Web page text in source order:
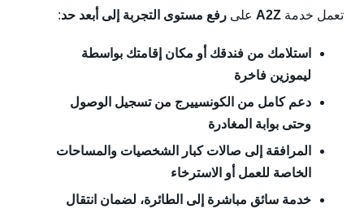
تعمل خدمة A2Z على رفع مستوى التجربة إلى أبعد حد:
استلامك من فندقك أو مكان إقامتك بواسطة
ليموزين فاخرة
دعم كامل من الكونسييرج من تسجيل الوصول
وحتى بوابة المغادرة
المرافقة إلى صالات كبار الشخصيات والمساحات
الخاصة للعمل أو الاسترخاء
خدمة سائق مباشرة إلى الطائرة، لضمان انتقال